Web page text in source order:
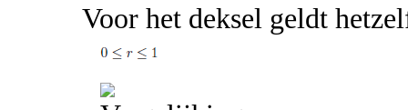
Voor het deksel geldt